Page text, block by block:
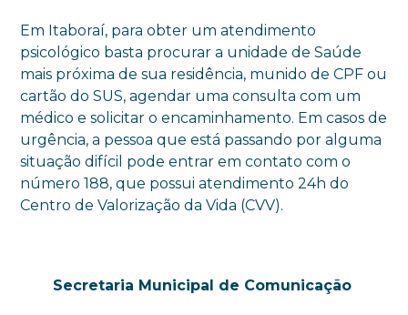
Em Itaboraí, para obter um atendimento
psicológico basta procurar a unidade de Saúde
mais próxima de sua residência, munido de CPF ou
cartão do SUS, agendar uma consulta com um
médico e solicitar o encaminhamento. Em casos de
urgência, a pessoa que está passando por alguma
situação difícil pode entrar em contato com o
número 188, que possui atendimento 24h do
Centro de Valorização da Vida (CVV).
Secretaria Municipal de Comunicação